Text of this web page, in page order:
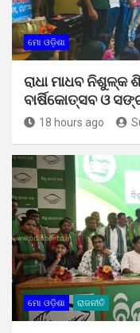
ମୋ ଓଡ଼ିଶା
ରାଧା ମାଧବ ନିଶୁଳ୍କ
ବାର୍ଷିକୋତ୍ସବ ଓ
18 hours ago
ମୋ ଓଡ଼ିଶା ରାଜନୀତି